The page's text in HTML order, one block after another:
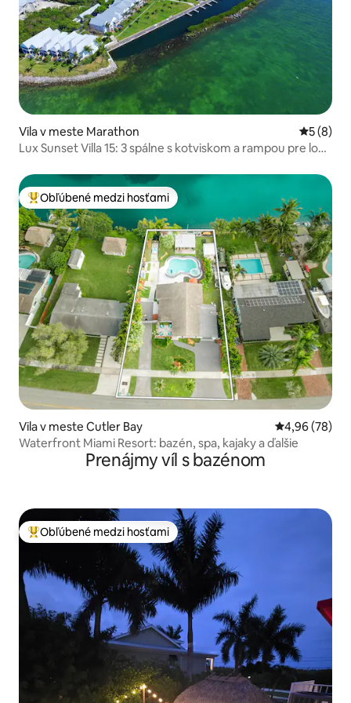
Vila v meste Marathon
5 (8)
Lux Sunset Villa 15: 3 spálne s kotviskom a rampou pre loď
Najobľúbenejšie medzi hosťami
Obľúbené medzi hosťami
Vila v meste Cutler Bay Priemerné
4,96 (78)
Waterfront Miami Resort: bazén, spa, kajaky a ďalšie
Prenájmy víl s bazénom
Najobľúbenejšie medzi hosťami
Obľúbené medzi hosťami